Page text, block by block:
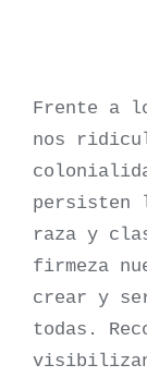
Frente a
nos
persisten
raza y
firmeza
crear y
todas.